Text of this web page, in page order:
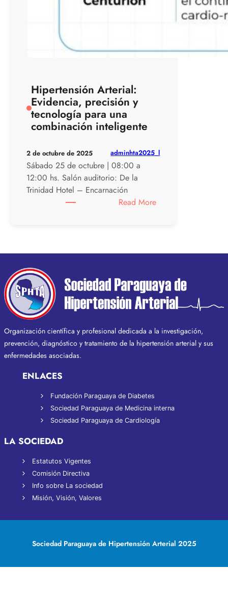
Hipertensión Arterial:
Evidencia, precisión y
tecnología para una
combinación inteligente
2 de octubre de 2025 adminhta2025_l
Sábado 25 de octubre | 08:00 a
12:00 hs. Salón auditorio: De la
Trinidad Hotel – Encarnación
Read More:
precisión
tecnología
para
una
combinación
Organización científica y profesional dedicada a la investigación,
prevención, diagnóstico y tratamiento de la hipertensión arterial y sus
enfermedades asociadas.
ENLACES
Fundación Paraguaya de Diabetes
Sociedad Paraguaya de Medicina interna
Sociedad Paraguaya de Cardiología
LA SOCIEDAD
Estatutos Vigentes
Comisión Directiva
Info sobre La sociedad
Misión, Visión, Valores
Sociedad Paraguaya de Hipertensión Arterial 2025